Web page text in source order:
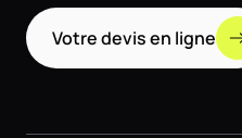
Votre devis en ligne